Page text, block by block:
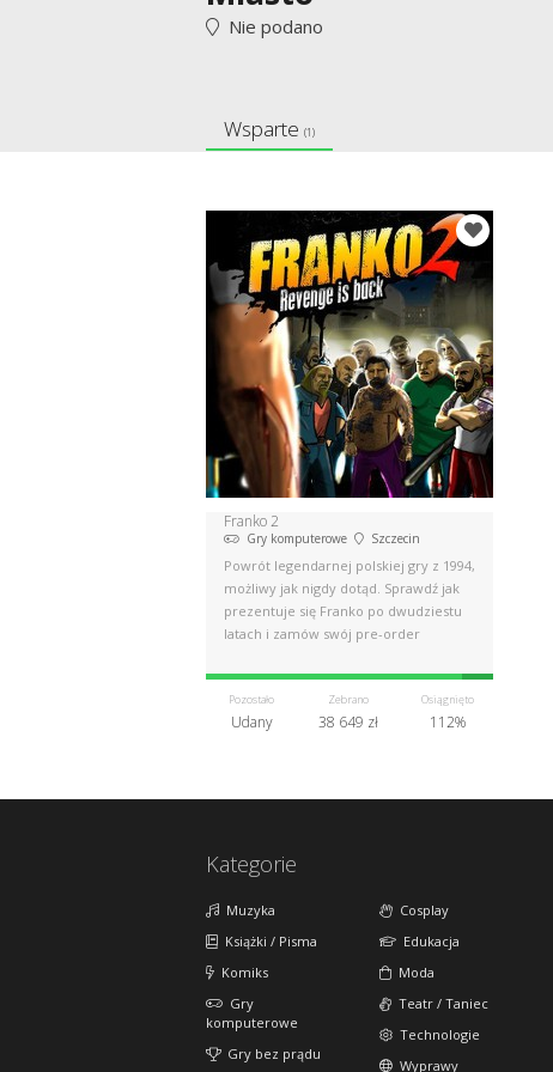
Nie podano
Wsparte (1)
Franko 2
Gry komputerowe Szczecin
Powrót legendarnej polskiej gry z 1994,
możliwy jak nigdy dotąd. Sprawdź jak
prezentuje się Franko po dwudziestu
latach i zamów swój pre-order
Pozostało
Udany
Zebrano
38 649 zł
Osiągnięto
112%
Kategorie
Muzyka
Książki / Pisma
Komiks
Gry
komputerowe
Gry bez prądu
Cosplay
Edukacja
Moda
Teatr / Taniec
Technologie
Wyprawy